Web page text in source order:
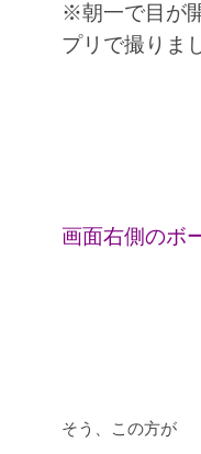
※朝一で目が
プリで撮りま
画面右側のボ
そう、この方が